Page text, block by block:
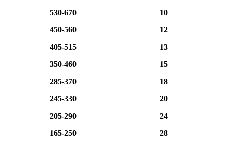
10
530-670
12
450-560
13
405-515
15
350-460
18
285-370
20
245-330
24
205-290
28
165-250